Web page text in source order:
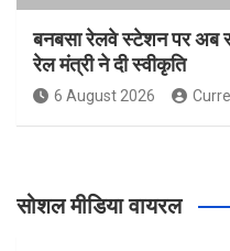
बनबसा रेलवे स्टेशन पर अब
रेल मंत्री ने दी स्वीकृति
6 August 2026
सोशल मीडिया वायरल